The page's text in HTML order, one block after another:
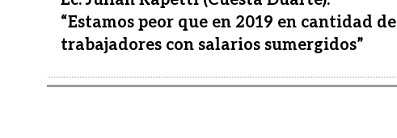
“Estamos peor que en 2019 en cantidad de
trabajadores con salarios sumergidos”